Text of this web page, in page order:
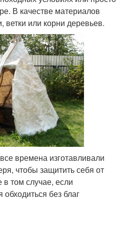
В качестве материалов
ветки или корни деревьев.
времена изготавливали
чтобы защитить себя от
в том случае, если
без благ